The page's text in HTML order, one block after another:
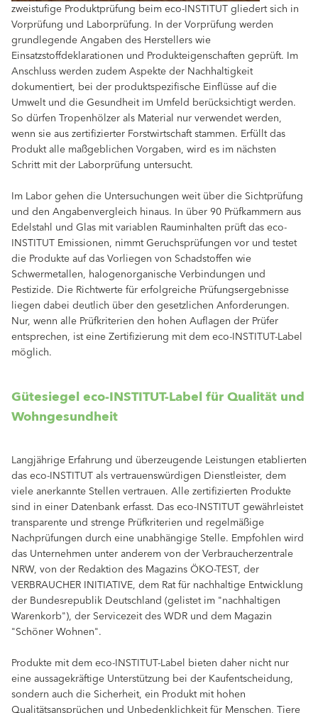
zweistufige Produktprüfung beim eco-INSTITUT gliedert sich in
Vorprüfung und Laborprüfung. In der Vorprüfung werden
grundlegende Angaben des Herstellers wie
Einsatzstoffdeklarationen und Produkteigenschaften geprüft. Im
Anschluss werden zudem Aspekte der Nachhaltigkeit
dokumentiert, bei der produktspezifische Einflüsse auf die
Umwelt und die Gesundheit im Umfeld berücksichtigt werden.
So dürfen Tropenhölzer als Material nur verwendet werden,
wenn sie aus zertifizierter Forstwirtschaft stammen. Erfüllt das
Produkt alle maßgeblichen Vorgaben, wird es im nächsten
Schritt mit der Laborprüfung untersucht.
Im Labor gehen die Untersuchungen weit über die Sichtprüfung
und den Angabenvergleich hinaus. In über 90 Prüfkammern aus
Edelstahl und Glas mit variablen Rauminhalten prüft das eco-
INSTITUT Emissionen, nimmt Geruchsprüfungen vor und testet
die Produkte auf das Vorliegen von Schadstoffen wie
Schwermetallen, halogenorganische Verbindungen und
Pestizide. Die Richtwerte für erfolgreiche Prüfungsergebnisse
liegen dabei deutlich über den gesetzlichen Anforderungen.
Nur, wenn alle Prüfkriterien den hohen Auflagen der Prüfer
entsprechen, ist eine Zertifizierung mit dem eco-INSTITUT-Label
möglich.
Gütesiegel eco-INSTITUT-Label für Qualität und
Wohngesundheit
Langjährige Erfahrung und überzeugende Leistungen etablierten
das eco-INSTITUT als vertrauenswürdigen Dienstleister, dem
viele anerkannte Stellen vertrauen. Alle zertifizierten Produkte
sind in einer Datenbank erfasst. Das eco-INSTITUT gewährleistet
transparente und strenge Prüfkriterien und regelmäßige
Nachprüfungen durch eine unabhängige Stelle. Empfohlen wird
das Unternehmen unter anderem von der Verbraucherzentrale
NRW, von der Redaktion des Magazins ÖKO-TEST, der
VERBRAUCHER INITIATIVE, dem Rat für nachhaltige Entwicklung
der Bundesrepublik Deutschland (gelistet im "nachhaltigen
Warenkorb"), der Servicezeit des WDR und dem Magazin
"Schöner Wohnen".
Produkte mit dem eco-INSTITUT-Label bieten daher nicht nur
eine aussagekräftige Unterstützung bei der Kaufentscheidung,
sondern auch die Sicherheit, ein Produkt mit hohen